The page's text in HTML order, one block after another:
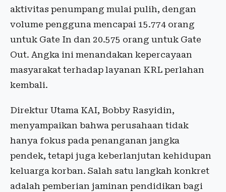
aktivitas penumpang mulai pulih, dengan
volume pengguna mencapai 15.774 orang
untuk Gate In dan 20.575 orang untuk Gate
Out. Angka ini menandakan kepercayaan
masyarakat terhadap layanan KRL perlahan
kembali.
Direktur Utama KAI, Bobby Rasyidin,
menyampaikan bahwa perusahaan tidak
hanya fokus pada penanganan jangka
pendek, tetapi juga keberlanjutan kehidupan
keluarga korban. Salah satu langkah konkret
adalah pemberian jaminan pendidikan bagi